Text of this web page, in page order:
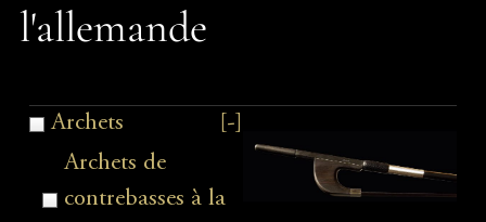
l'allemande
Archets
[-]
Archets de
contrebasses à la